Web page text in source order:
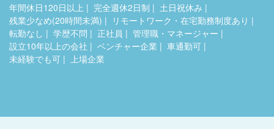
年間休日120日以上 完全週休2日制
土日祝休み
残業少なめ(20時間未満)
リモートワーク・在宅勤務制度あり
転勤なし
学歴不問 正社員
管理職・マネージャー
設立10年以上の会社
ベンチャー企業
車通勤可
未経験でも可
上場企業